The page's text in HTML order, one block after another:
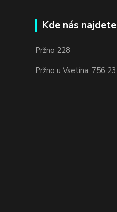
Kde nás najdete
Pržno 228
Pržno u Vsetína, 756 23